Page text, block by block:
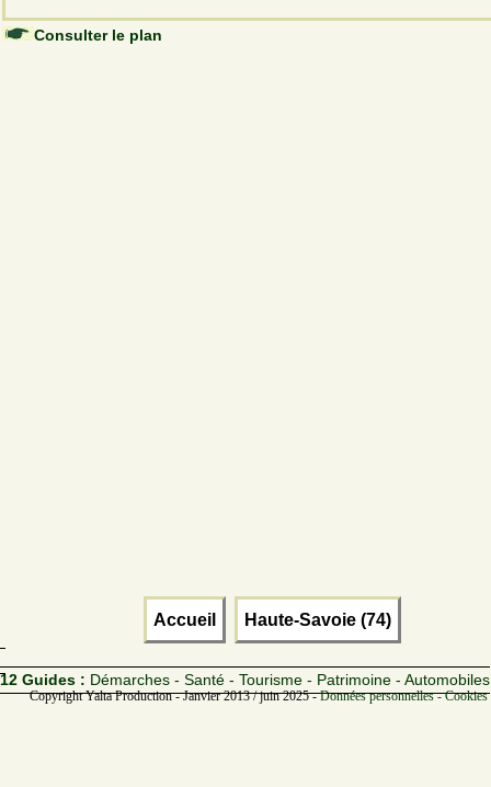
Consulter le plan
Accueil Haute-Savoie (74)
12 Guides : Démarches - Santé - Tourisme - Patrimoine - Automobiles
Copyright Yalta Production - Janvier 2013 / juin 2025 -Données personnelles -